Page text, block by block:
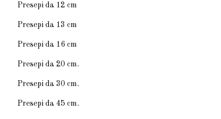
Presepi da 12 cm
Presepi da 13 cm
Presepi da 16 cm
Presepi da 20 cm.
Presepi da 30 cm.
Presepi da 45 cm.